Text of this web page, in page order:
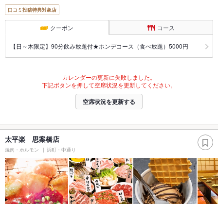
口コミ投稿特典対象店
クーポン コース
【日～木限定】90分飲み放題付★ホンデコース（食べ放題）5000円
カレンダーの更新に失敗しました。
下記ボタンを押して空席状況を更新してください。
空席状況を更新する
太平楽 思案橋店
焼肉・ホルモン 浜町・中通り